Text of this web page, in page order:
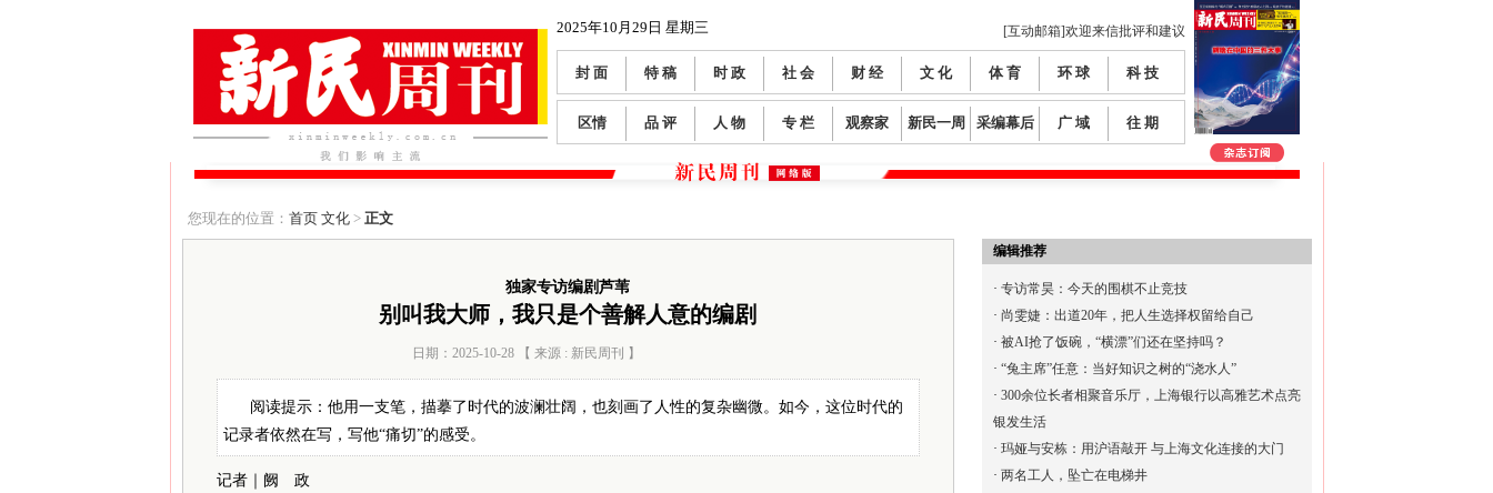
2025年10月29日 星期三 [互动邮箱]欢迎来信批评和建议
封 面 特 稿 时 政 社 会 财 经 文 化 体 育 环 球 科 技
区情 品 评 人 物 专 栏 观察家 新民一周 采编幕后 广 域 往 期
您现在的位置： 首页 文化> 正文
独家专访编剧芦苇
别叫我大师，我只是个善解人意的编剧
日期：2025-10-28 【 来源 : 新民周刊 】
阅读提示：他用一支笔，描摹了时代的波澜壮阔，也刻画了人性的复杂幽微。如今，这位时代的
记录者依然在写，写他“痛切”的感受。
记者｜阙 政
编辑推荐
· 专访常昊：今天的围棋不止竞技
· 尚雯婕：出道20年，把人生选择权留给自己
· 被AI抢了饭碗，“横漂”们还在坚持吗？
· “兔主席”任意：当好知识之树的“浇水人”
· 300余位长者相聚音乐厅，上海银行以高雅艺术点亮
银发生活
· 玛娅与安栋：用沪语敲开 与上海文化连接的大门
· 两名工人，坠亡在电梯井